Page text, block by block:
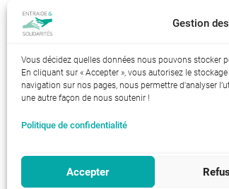
Gestion
Vous décidez quelles données nous pouvons stocker
En cliquant sur « Accepter », vous autorisez le
navigation sur nos pages, nous permettre d'analyser
une autre façon de nous soutenir !
Politique de confidentialité
Accepter
Index de